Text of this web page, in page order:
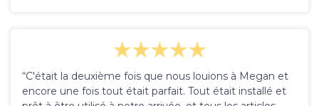
“C'était la deuxième fois que nous louions à Megan et
encore une fois tout était parfait. Tout était installé et